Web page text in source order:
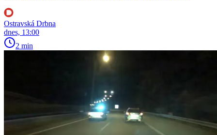
Ostravská Drbna
dnes, 13:00
2 min